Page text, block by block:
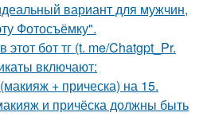
вариант для мужчин,
Фотосъёмку".
этот бот тг (t. me/Chatgpt_Pr.
включают:
+ прическа) на 15.
и причёска должны быть